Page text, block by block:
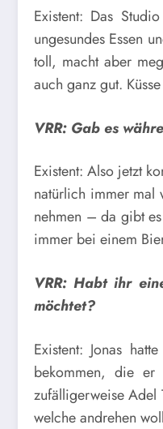
Existent: Das
ungesundes Essen
toll, macht aber
auch ganz gut.
VRR: Gab es
Existent: Also jetzt
natürlich immer mal
nehmen – da gibt
immer bei einem
VRR: Habt ihr
möchtet?
Existent: Jonas
bekommen, die
zufälligerweise Adel
welche andrehen